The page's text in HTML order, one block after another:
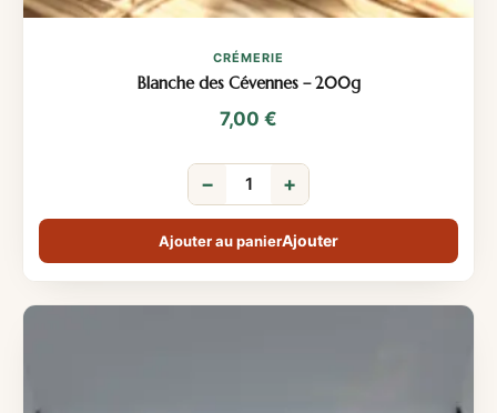
CRÉMERIE
Blanche des Cévennes – 200g
7,00 €
− +
Ajouter au panier